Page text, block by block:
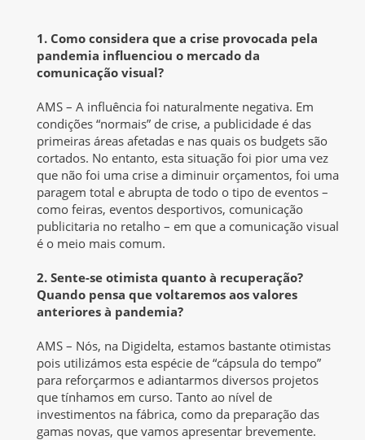
1. Como considera que a crise provocada pela
pandemia influenciou o mercado da
comunicação visual?
AMS – A influência foi naturalmente negativa. Em
condições “normais” de crise, a publicidade é das
primeiras áreas afetadas e nas quais os budgets são
cortados. No entanto, esta situação foi pior uma vez
que não foi uma crise a diminuir orçamentos, foi uma
paragem total e abrupta de todo o tipo de eventos –
como feiras, eventos desportivos, comunicação
publicitaria no retalho – em que a comunicação visual
é o meio mais comum.
2. Sente-se otimista quanto à recuperação?
Quando pensa que voltaremos aos valores
anteriores à pandemia?
AMS – Nós, na Digidelta, estamos bastante otimistas
pois utilizámos esta espécie de “cápsula do tempo”
para reforçarmos e adiantarmos diversos projetos
que tínhamos em curso. Tanto ao nível de
investimentos na fábrica, como da preparação das
gamas novas, que vamos apresentar brevemente.